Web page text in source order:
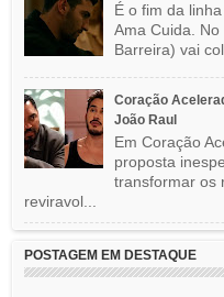
É o fim da
Ama Cuida.
Barreira) vai
Coração
João Raul
Em Coração
proposta
transformar os
reviravol...
POSTAGEM EM DESTAQUE